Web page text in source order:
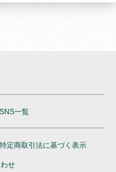
一覧
特定商取引法に基づく表示
せ